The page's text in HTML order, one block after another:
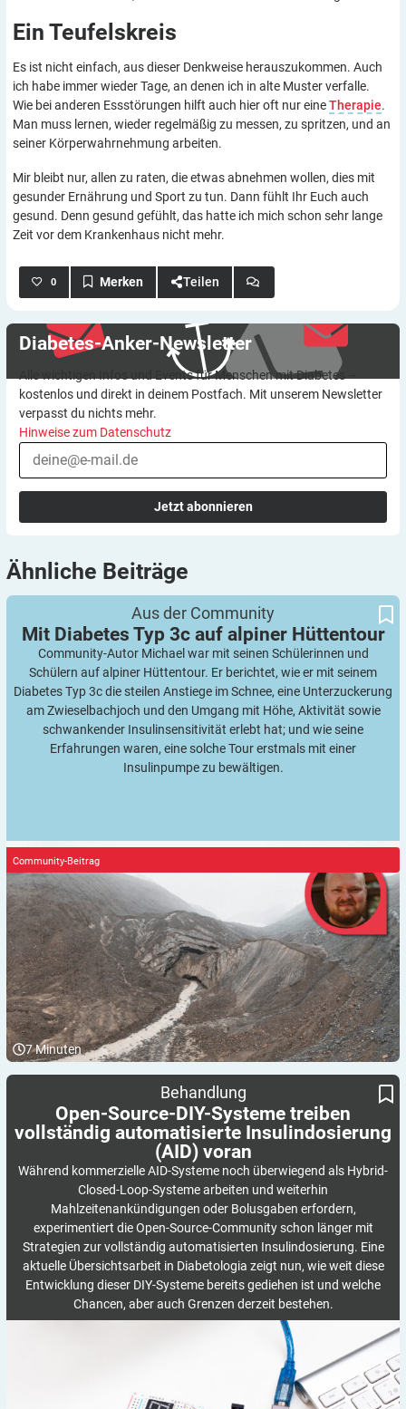
Ein Teufelskreis
Es ist nicht einfach, aus dieser Denkweise herauszukommen. Auch
ich habe immer wieder Tage, an denen ich in alte Muster verfalle.
Wie bei anderen Essstörungen hilft auch hier oft nur eineTherapie.
Man muss lernen, wieder regelmäßig zu messen, zu spritzen, und an
seiner Körperwahrnehmung arbeiten.
Mir bleibt nur, allen zu raten, die etwas abnehmen wollen, dies mit
gesunder Ernährung und Sport zu tun. Dann fühlt Ihr Euch auch
gesund. Denn gesund gefühlt, das hatte ich mich schon sehr lange
Zeit vor dem Krankenhaus nicht mehr.
0 Teilen
Diabetes-Anker-Newsletter
Alle wichtigen Infos und Events für Menschen mit Diabetes –
kostenlos und direkt in deinem Postfach. Mit unserem Newsletter
verpasst du nichts mehr.
Hinweise zum Datenschutz
Jetzt abonnieren
Ähnliche Beiträge
Aus der Community
Mit Diabetes Typ 3c auf alpiner Hüttentour
Community-Autor Michael war mit seinen Schülerinnen und
Schülern auf alpiner Hüttentour. Er berichtet, wie er mit seinem
Diabetes Typ 3c die steilen Anstiege im Schnee, eine Unterzuckerung
am Zwieselbachjoch und den Umgang mit Höhe, Aktivität sowie
schwankender Insulinsensitivität erlebt hat; und wie seine
Erfahrungen waren, eine solche Tour erstmals mit einer
Insulinpumpe zu bewältigen.
7Minuten
Community-Beitrag
Open-Source-DIY-Systeme treiben vollständig automatisierte
Insulindosierung (AID) voran
Behandlung
Open-Source-DIY-Systeme treiben
vollständig automatisierte Insulindosierung
(AID) voran
Während kommerzielle AID-Systeme noch überwiegend als Hybrid-
Closed-Loop-Systeme arbeiten und weiterhin
Mahlzeitenankündigungen oder Bolusgaben erfordern,
experimentiert die Open-Source-Community schon länger mit
Strategien zur vollständig automatisierten Insulindosierung. Eine
aktuelle Übersichtsarbeit in Diabetologia zeigt nun, wie weit diese
Entwicklung dieser DIY-Systeme bereits gediehen ist und welche
Chancen, aber auch Grenzen derzeit bestehen.